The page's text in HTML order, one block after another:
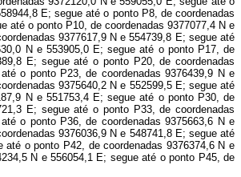
E; segue até o ponto P8, de coordenadas
até o ponto P10, de coordenadas 9377077,4 N e
9377617,9 N e 554739,8 E; segue até
N e 553905,0 E; segue até o ponto P17, de
E; segue até o ponto P20, de coordenadas
o ponto P23, de coordenadas 9376439,9 N e
9375640,2 N e 552599,5 E; segue até
N e 551753,4 E; segue até o ponto P30, de
E; segue até o ponto P33, de coordenadas
o ponto P36, de coordenadas 9375663,6 N e
9376036,9 N e 548741,8 E; segue até
o ponto P42, de coordenadas 9376374,6 N e
N e 556054,1 E; segue até o ponto P45, de